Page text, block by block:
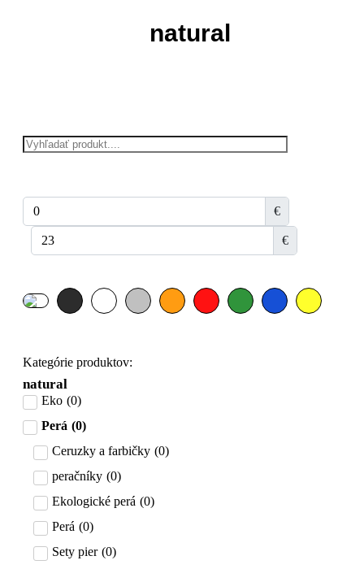
natural
€
€
Kategórie produktov:
natural
Eko (0)
Perá (0)
Ceruzky a farbičky (0)
peračníky (0)
Ekologické perá (0)
Perá (0)
Sety pier (0)